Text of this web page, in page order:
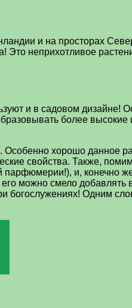
и на просторах
Это неприхотливое
и в садовом дизайне!
более
хорошо данное
свойства. Также,
и, конечно
можно смело
богослужениях! Одним